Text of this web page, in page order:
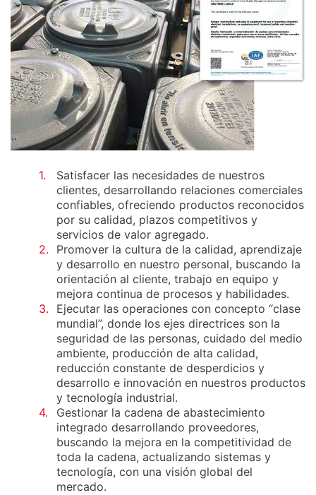
1.
Satisfacer las necesidades de nuestros
clientes, desarrollando relaciones comerciales
confiables, ofreciendo productos reconocidos
por su calidad, plazos competitivos y
servicios de valor agregado.
2.
Promover la cultura de la calidad, aprendizaje
y desarrollo en nuestro personal, buscando la
orientación al cliente, trabajo en equipo y
mejora continua de procesos y habilidades.
3.
Ejecutar las operaciones con concepto “clase
mundial”, donde los ejes directrices son la
seguridad de las personas, cuidado del medio
ambiente, producción de alta calidad,
reducción constante de desperdicios y
desarrollo e innovación en nuestros productos
y tecnología industrial.
4.
Gestionar la cadena de abastecimiento
integrado desarrollando proveedores,
buscando la mejora en la competitividad de
toda la cadena, actualizando sistemas y
tecnología, con una visión global del
mercado.